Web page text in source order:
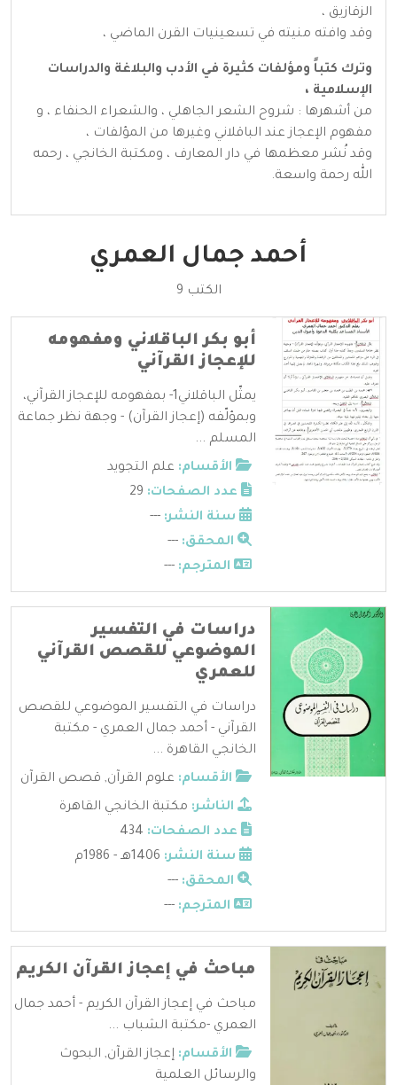
الزقازيق ،
وقد وافته منيته في تسعينيات القرن الماضي ،
وترك كتباً ومؤلفات كثيرة في الأدب والبلاغة والدراسات
الإسلامية ،
من أشهرها : شروح الشعر الجاهلي ، والشعراء الحنفاء ، و
مفهوم الإعجاز عند الباقلاني وغيرها من المؤلفات ،
وقد نُشر معظمها في دار المعارف ، ومكتبة الخانجي ، رحمه
الله رحمة واسعة.
أحمد جمال العمري
الكتب 9
أبو بكر الباقلاني ومفهومه
للإعجاز القرآني
يمثّل الباقلاني1- بمفهومه للإعجاز القرآني،
وبمؤلّفه (إعجاز القرآن) - وجهة نظر جماعة
المسلم ...
الأقسام: علم التجويد
عدد الصفحات:
سنة النشر: ---
المحقق: ---
المترجم: ---
دراسات في التفسير
الموضوعي للقصص القرآني
للعمري
دراسات في التفسير الموضوعي للقصص
القرآني - أحمد جمال العمري - مكتبة
الخانجي القاهرة ...
الأقسام: علوم القرآن, قصص القرآن
الناشر: مكتبة الخانجي القاهرة
عدد الصفحات:
سنة النشر:
المحقق: ---
المترجم: ---
مباحث في إعجاز القرآن الكريم
مباحث في إعجاز القرآن الكريم - أحمد جمال
العمري -مكتبة الشباب ...
الأقسام: إعجاز القرآن, البحوث
والرسائل العلمية